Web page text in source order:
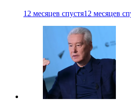
12 месяцев спустя12 месяцев